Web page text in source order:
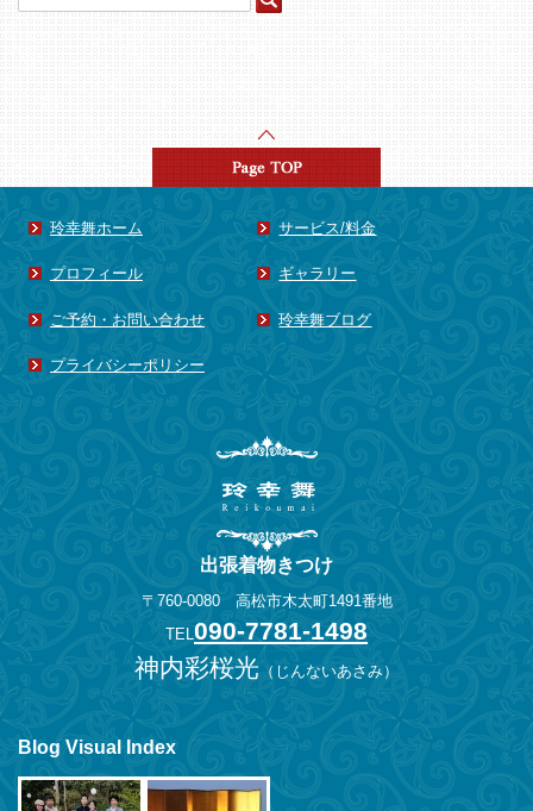
2015年8月(1)
2015年1月(15)
2014年8月(1)
2014年7月 (1)
2014年6月
2014年5月(1)
2014年4月(3)
2014年3月 (2)
2014年2月(1)
2013年11月
(1)
2013年10月
(1)
2013年8月 (2)
2013年6月(1)
(1)
2013年4月 (3)
2013年3月
(1)
2013年2月
2012年12月(1)
2012年7月(1)
玲幸舞ホーム サービス/料金
プロフィール ギャラリー
ご予約・お問い合わせ 玲幸舞ブログ
プライバシーポリシー
出張着物きつけ
〒760-0080 高松市木太町1491番地
TEL 090-7781-1498
神内彩桜光 （ じんないあさみ）
Blog Visual Index